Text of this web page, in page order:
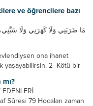
efendimiz de ticaret
ve öğrencilere bazı
مَا ضَرَبَنِي وَلَا كَهَرَنِي وَلَا
azarlamadı ve bana
önce...
ona ihanet
yaşayabilirsin. 2- Kötü bir
evlendiyse onların
Hiçbir dizide...
Sûresi 79 Hocaları zaman